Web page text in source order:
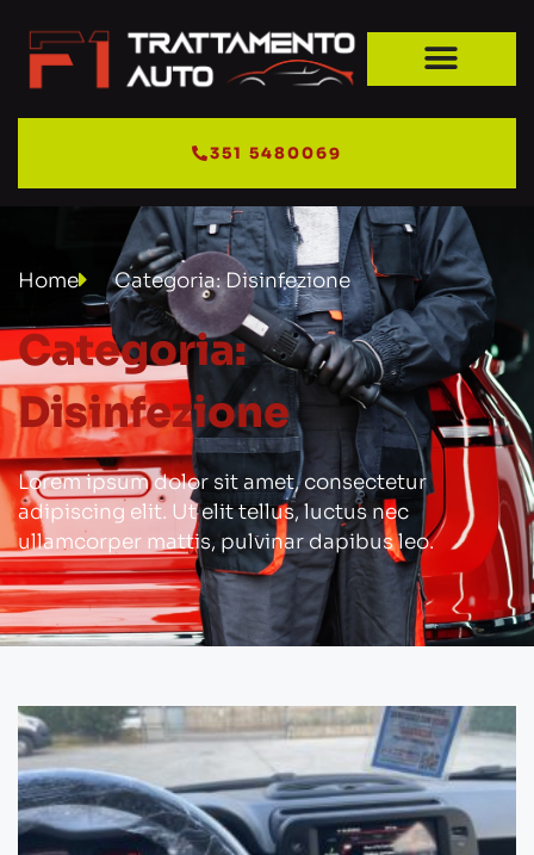
351 5480069
Home Categoria: Disinfezione
Categoria:
Disinfezione
Lorem ipsum dolor sit amet, consectetur
adipiscing elit. Ut elit tellus, luctus nec
ullamcorper mattis, pulvinar dapibus leo.